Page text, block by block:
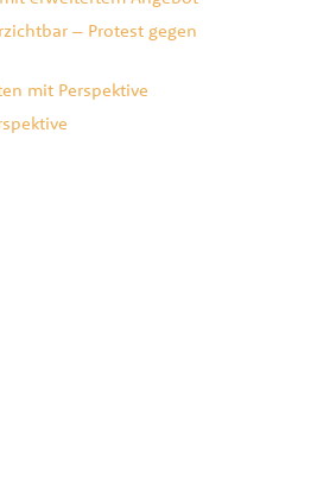
– Protest gegen
mit Perspektive